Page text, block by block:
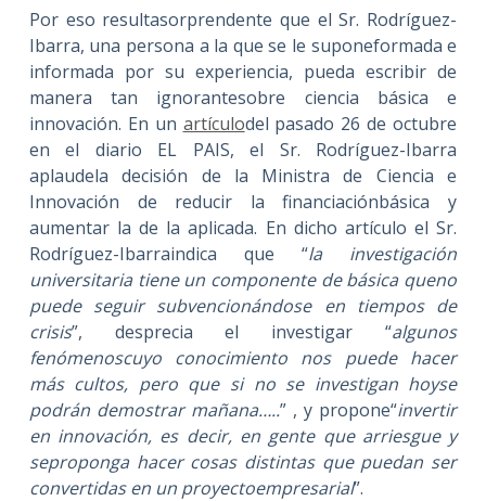
Por eso resultasorprendente que el Sr. Rodríguez-
Ibarra, una persona a la que se le suponeformada e
informada por su experiencia, pueda escribir de
manera tan ignorantesobre ciencia básica e
innovación. En un artículodel pasado 26 de octubre
en el diario EL PAIS, el Sr. Rodríguez-Ibarra
aplaudela decisión de la Ministra de Ciencia e
Innovación de reducir la financiaciónbásica y
aumentar la de la aplicada. En dicho artículo el Sr.
Rodríguez-Ibarraindica que “la investigación
universitaria tiene un componente de básica queno
puede seguir subvencionándose en tiempos de
crisis”, desprecia el investigar “algunos
fenómenoscuyo conocimiento nos puede hacer
más cultos, pero que si no se investigan hoyse
podrán demostrar mañana…..” , y propone“invertir
en innovación, es decir, en gente que arriesgue y
seproponga hacer cosas distintas que puedan ser
convertidas en un proyectoempresarial”.